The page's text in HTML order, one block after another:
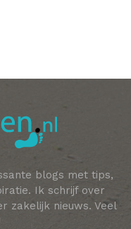
blogs met tips,
Ik schrijf over
zakelijk nieuws. Veel